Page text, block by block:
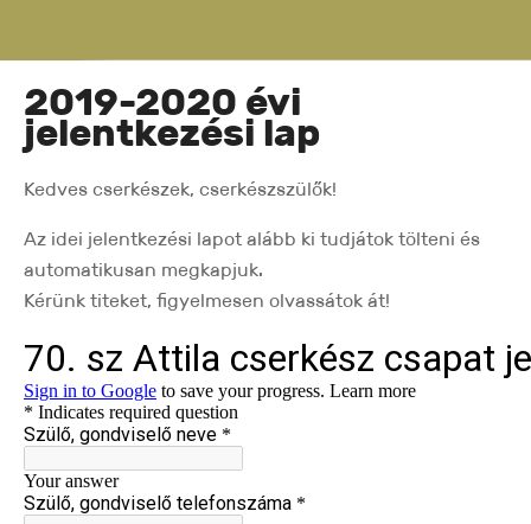
2019-2020 évi
jelentkezési lap
Kedves cserkészek, cserkészszülők!
Az idei jelentkezési lapot alább ki tudjátok tölteni és
automatikusan megkapjuk.
Kérünk titeket, figyelmesen olvassátok át!